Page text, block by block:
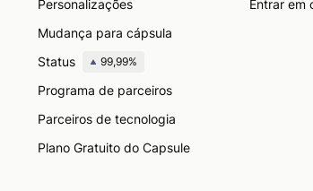
Personalizações
Mudança para cápsula
Status
99,99%
Programa de parceiros
Parceiros de tecnologia
Plano Gratuito do Capsule
Entrar em